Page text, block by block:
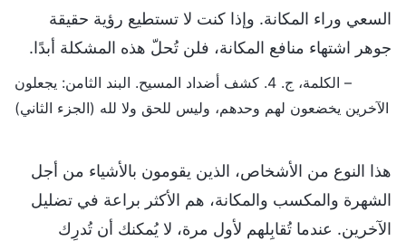
السعي وراء المكانة. وإذا كنت لا تستطيع رؤية حقيقة
جوهر اشتهاء منافع المكانة، فلن تُحلّ هذه المشكلة أبدًا.
– الكلمة، ج. 4. كشف أضداد المسيح. البند الثامن: يجعلون
الآخرين يخضعون لهم وحدهم، وليس للحق ولا لله (الجزء الثاني)
هذا النوع من الأشخاص، الذين يقومون بالأشياء من أجل
الشهرة والمكسب والمكانة، هم الأكثر براعة في تضليل
الآخرين. عندما تُقابِلهم لأول مرة، لا يُمكنك أن تُدرِك